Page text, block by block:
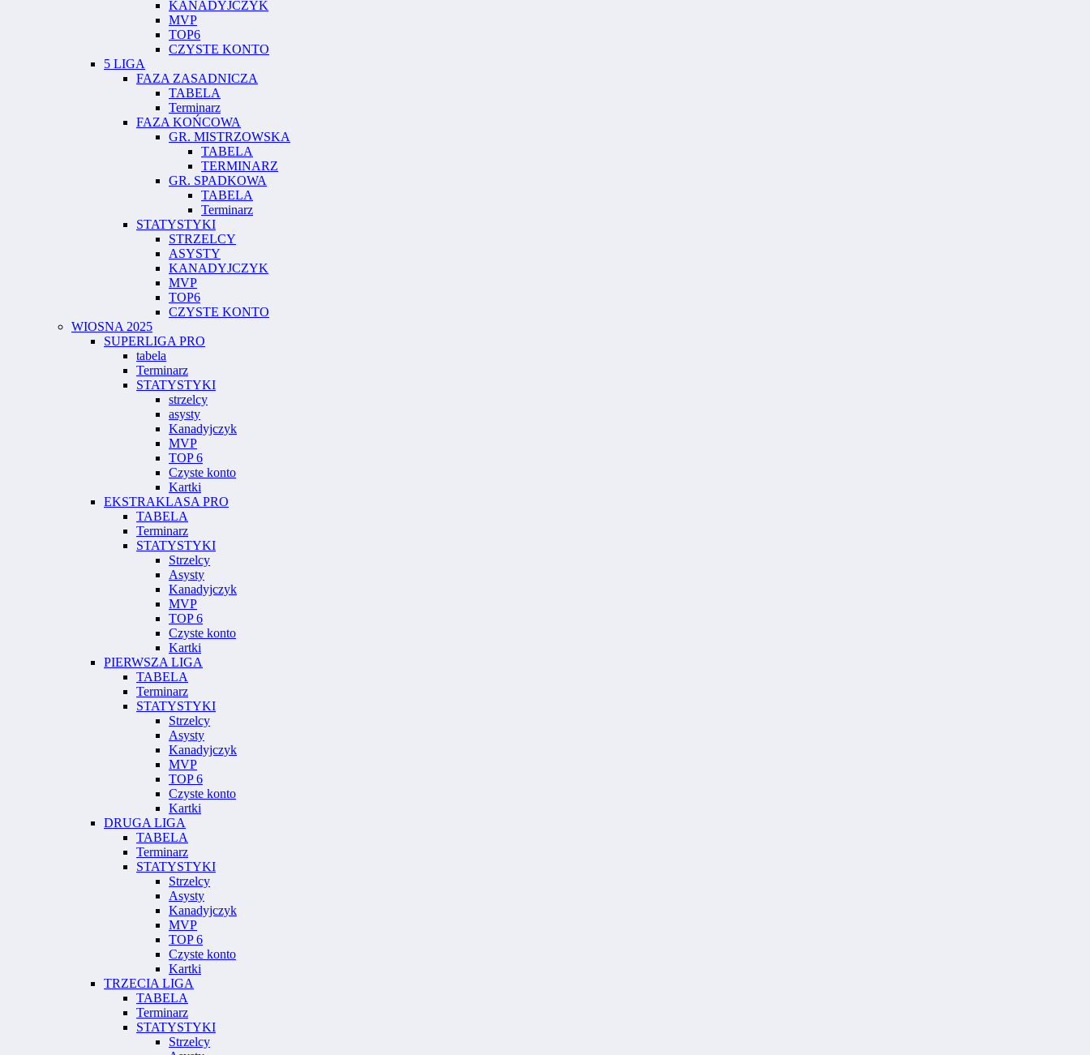
KANADYJCZYK
MVP
TOP6
CZYSTE KONTO
5 LIGA
FAZA ZASADNICZA
TABELA
Terminarz
FAZA KOŃCOWA
GR. MISTRZOWSKA
TABELA
TERMINARZ
GR. SPADKOWA
TABELA
Terminarz
STATYSTYKI
STRZELCY
ASYSTY
KANADYJCZYK
MVP
TOP6
CZYSTE KONTO
WIOSNA 2025
SUPERLIGA PRO
tabela
Terminarz
STATYSTYKI
strzelcy
asysty
Kanadyjczyk
MVP
TOP 6
Czyste konto
Kartki
EKSTRAKLASA PRO
TABELA
Terminarz
STATYSTYKI
Strzelcy
Asysty
Kanadyjczyk
MVP
TOP 6
Czyste konto
Kartki
PIERWSZA LIGA
TABELA
Terminarz
STATYSTYKI
Strzelcy
Asysty
Kanadyjczyk
MVP
TOP 6
Czyste konto
Kartki
DRUGA LIGA
TABELA
Terminarz
STATYSTYKI
Strzelcy
Asysty
Kanadyjczyk
MVP
TOP 6
Czyste konto
Kartki
TRZECIA LIGA
TABELA
Terminarz
STATYSTYKI
Strzelcy